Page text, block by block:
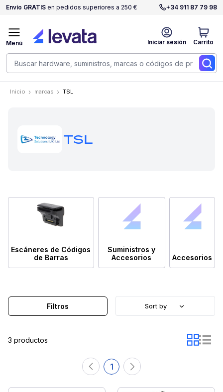
Envío GRATIS en pedidos superiores a 250 € +34 911 87 79 98
Iniciar sesión Carrito
Menú
Inicio marcas TSL
TSL
Escáneres de Códigos
de Barras
Suministros y
Accesorios
Accesorios
3 productos
1
Filtros Sort by